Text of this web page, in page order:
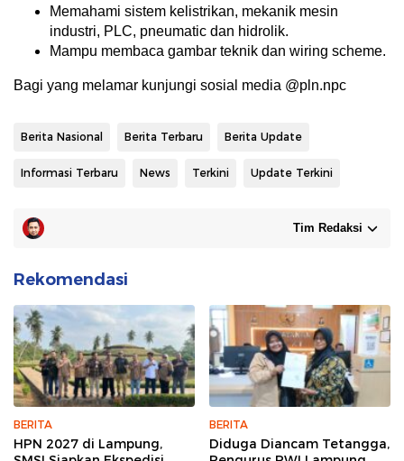
Memahami sistem kelistrikan, mekanik mesin
industri, PLC, pneumatic dan hidrolik.
Mampu membaca gambar teknik dan wiring scheme.
Bagi yang melamar kunjungi sosial media @pln.npc
Berita Nasional Berita Terbaru Berita Update
Informasi Terbaru News Terkini Update Terkini
Tim Redaksi
Rekomendasi
BERITA
HPN 2027 di Lampung,
BERITA
Diduga Diancam Tetangga,